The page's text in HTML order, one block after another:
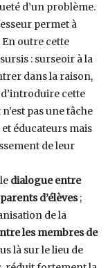
d’un problème.
permet à
outre cette
: surseoir à la
dans la raison,
cette
pas une tâche
éducateurs mais
de leur
dialogue entre
d’élèves;
de la
les membres de
là sur le lieu de